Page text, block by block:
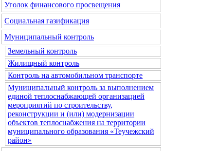
Уголок финансового просвещения
Социальная газификация
Муниципальный контроль
Земельный контроль
Жилищный контроль
Контроль на автомобильном транспорте
Муниципальный контроль за выполнением
единой теплоснабжающей организацией
мероприятий по строительству,
реконструкции и (или) модернизации
объектов теплоснабжения на территории
муниципального образования «Теучежский
район»